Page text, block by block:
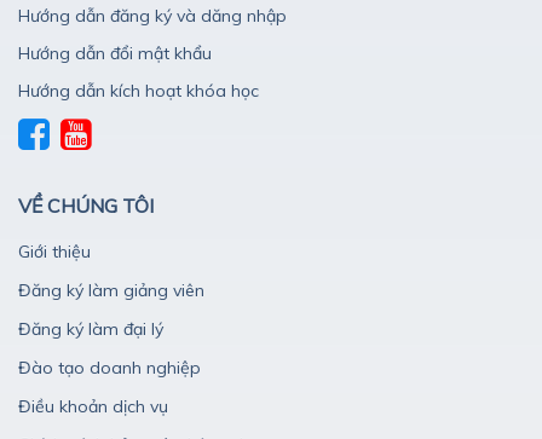
Hướng dẫn đăng ký và dăng nhập
Hướng dẫn đổi mật khẩu
Hướng dẫn kích hoạt khóa học
VỀ CHÚNG TÔI
Giới thiệu
Đăng ký làm giảng viên
Đăng ký làm đại lý
Đào tạo doanh nghiệp
Điều khoản dịch vụ